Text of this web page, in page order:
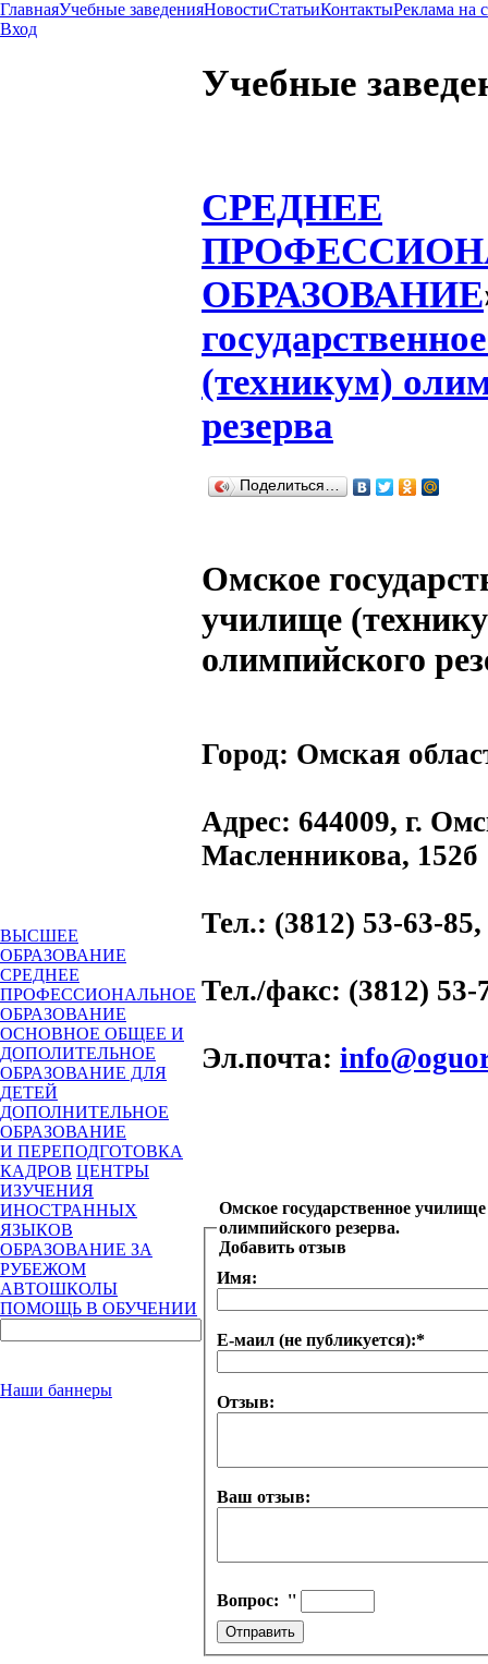
ГлавнаяУчебные заведенияНовостиСтатьиКонтактыРеклама на
Вход
ВЫСШЕЕ
ОБРАЗОВАНИЕ
СРЕДНЕЕ
ПРОФЕССИОНАЛЬНОЕ
ОБРАЗОВАНИЕ
ОСНОВНОЕ ОБЩЕЕ И
ДОПОЛИТЕЛЬНОЕ
ОБРАЗОВАНИЕ ДЛЯ
ДЕТЕЙ
ДОПОЛНИТЕЛЬНОЕ
ОБРАЗОВАНИЕ
И ПЕРЕПОДГОТОВКА
КАДРОВ ЦЕНТРЫ
ИЗУЧЕНИЯ
ИНОСТРАННЫХ
ЯЗЫКОВ
ОБРАЗОВАНИЕ ЗА
РУБЕЖОМ
АВТОШКОЛЫ
ПОМОЩЬ В ОБУЧЕНИИ
Наши баннеры
Учебные
СРЕДНЕЕ
ОБРАЗОВАНИЕ
(техникум)
резерва
Поделиться…
Омское
училище
олимпийского
Город: Омская
Адрес: 644009, г.
Масленникова, 152б
Тел.: (3812) 53-63-
Тел./факс: (3812) 53-
Эл.почта:
Омское государственное
олимпийского резерва.
Добавить отзыв
Имя:
Е-маил (не публикуется):*
Отзыв:
Ваш отзыв:
Вопрос: ''